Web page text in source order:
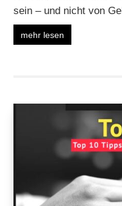
sein – und nicht von
mehr lesen